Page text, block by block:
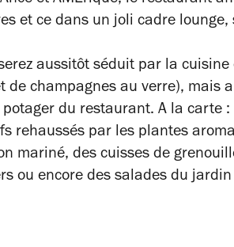
et ce dans un joli cadre
aussitôt séduit par la
de champagnes au verre), mais
du restaurant. A la carte
rehaussés par les plantes
mariné, des cuisses de
ou encore des salades du